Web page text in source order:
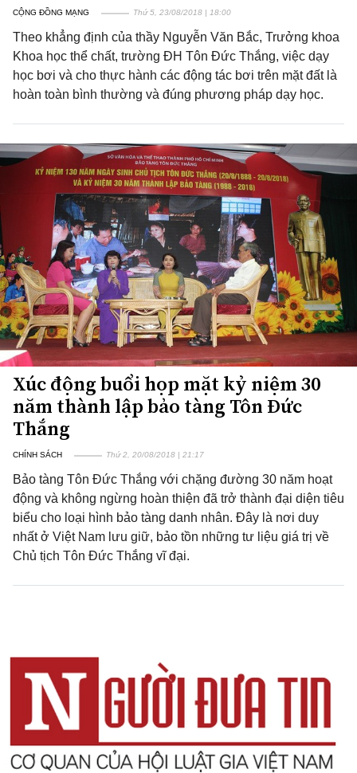
CỘNG ĐỒNG MẠNG Thứ 5, 23/08/2018 | 18:00
Theo khẳng định của thầy Nguyễn Văn Bắc, Trưởng khoa
Khoa học thể chất, trường ĐH Tôn Đức Thắng, việc dạy
học bơi và cho thực hành các động tác bơi trên mặt đất là
hoàn toàn bình thường và đúng phương pháp dạy học.
Xúc động buổi họp mặt kỷ niệm 30
năm thành lập bảo tàng Tôn Đức
Thắng
CHÍNH SÁCH Thứ 2, 20/08/2018 | 21:17
Bảo tàng Tôn Đức Thắng với chặng đường 30 năm hoạt
động và không ngừng hoàn thiện đã trở thành đại diện tiêu
biểu cho loại hình bảo tàng danh nhân. Đây là nơi duy
nhất ở Việt Nam lưu giữ, bảo tồn những tư liệu giá trị về
Chủ tịch Tôn Đức Thắng vĩ đại.